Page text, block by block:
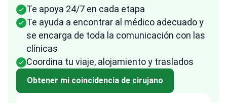
Te apoya 24/7 en cada etapa
Te ayuda a encontrar al médico adecuado y
se encarga de toda la comunicación con las
clínicas
Coordina tu viaje, alojamiento y traslados
Obtener mi coincidencia de cirujano